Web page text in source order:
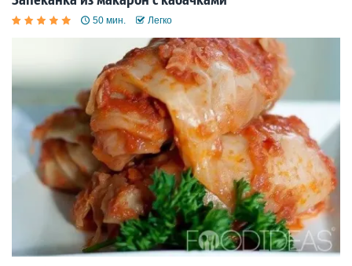
50 мин. Легко